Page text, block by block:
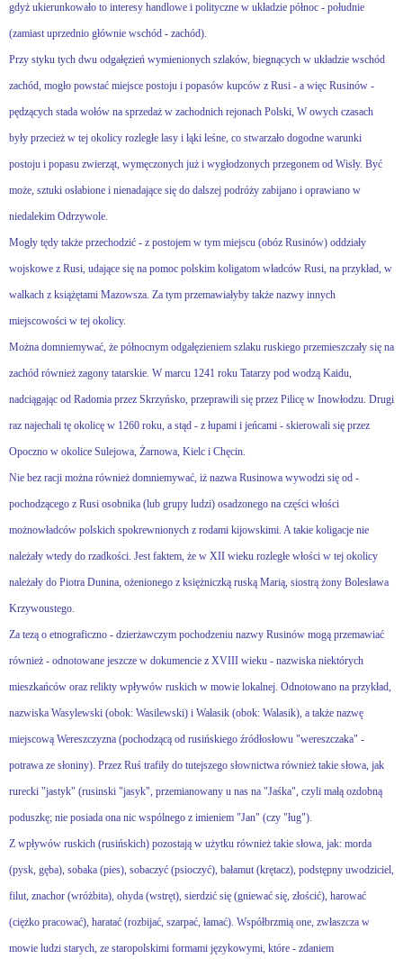
gdyż ukierunkowało to interesy handlowe i polityczne w układzie północ - południe
(zamiast uprzednio głównie wschód - zachód).
Przy styku tych dwu odgałęzień wymienionych szlaków, biegnących w układzie wschód
zachód, mogło powstać miejsce postoju i popasów kupców z Rusi - a więc Rusinów -
pędzących stada wołów na sprzedaż w zachodnich rejonach Polski, W owych czasach
były przecież w tej okolicy rozległe lasy i łąki leśne, co stwarzało dogodne warunki
postoju i popasu zwierząt, wymęczonych już i wygłodzonych przegonem od Wisły. Być
może, sztuki osłabione i nienadające się do dalszej podróży zabijano i oprawiano w
niedalekim Odrzywole.
Mogły tędy także przechodzić - z postojem w tym miejscu (obóz Rusinów) oddziały
wojskowe z Rusi, udające się na pomoc polskim koligatom władców Rusi, na przykład, w
walkach z książętami Mazowsza. Za tym przemawiałyby także nazwy innych
miejscowości w tej okolicy.
Można domniemywać, że północnym odgałęzieniem szlaku ruskiego przemieszczały się na
zachód również zagony tatarskie. W marcu 1241 roku Tatarzy pod wodzą Kaidu,
nadciągając od Radomia przez Skrzyńsko, przeprawili się przez Pilicę w Inowłodzu. Drugi
raz najechali tę okolicę w 1260 roku, a stąd - z łupami i jeńcami - skierowali się przez
Opoczno w okolice Sulejowa, Żarnowa, Kielc i Chęcin.
Nie bez racji można również domniemywać, iż nazwa Rusinowa wywodzi się od -
pochodzącego z Rusi osobnika (lub grupy ludzi) osadzonego na części włości
możnowładców polskich spokrewnionych z rodami kijowskimi. A takie koligacje nie
należały wtedy do rzadkości. Jest faktem, że w XII wieku rozległe włości w tej okolicy
należały do Piotra Dunina, ożenionego z księżniczką ruską Marią, siostrą żony Bolesława
Krzywoustego.
Za tezą o etnograficzno - dzierżawczym pochodzeniu nazwy Rusinów mogą przemawiać
również - odnotowane jeszcze w dokumencie z XVIII wieku - nazwiska niektórych
mieszkańców oraz relikty wpływów ruskich w mowie lokalnej. Odnotowano na przykład,
nazwiska Wasylewski (obok: Wasilewski) i Wałasik (obok: Walasik), a także nazwę
miejscową Wereszczyzna (pochodzącą od rusińskiego źródłosłowu "wereszczaka" -
potrawa ze słoniny). Przez Ruś trafiły do tutejszego słownictwa również takie słowa, jak
rurecki "jastyk" (rusinski "jasyk", przemianowany u nas na "Jaśka", czyli małą ozdobną
poduszkę; nie posiada ona nic wspólnego z imieniem "Jan" (czy "ług").
Z wpływów ruskich (rusińskich) pozostają w użytku również takie słowa, jak: morda
(pysk, gęba), sobaka (pies), sobaczyć (psioczyć), bałamut (krętacz), podstępny uwodziciel,
filut, znachor (wróżbita), ohyda (wstręt), sierdzić się (gniewać się, złościć), harować
(ciężko pracować), haratać (rozbijać, szarpać, łamać). Współbrzmią one, zwłaszcza w
mowie ludzi starych, ze staropolskimi formami językowymi, które - zdaniem